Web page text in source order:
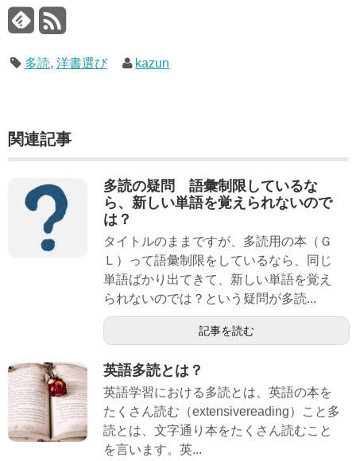
多読, 洋書選び kazun
関連記事
多読の疑問 語彙制限しているな
ら、新しい単語を覚えられないので
は？
タイトルのままですが、多読用の本（Ｇ
Ｌ）って語彙制限をしているなら、同じ
単語ばかり出てきて、新しい単語を覚え
られないのでは？という疑問が多読...
記事を読む
英語多読とは？
英語学習における多読とは、英語の本を
たくさん読む（extensivereading）こと多
読とは、文字通り本をたくさん読むこと
を言います。英...